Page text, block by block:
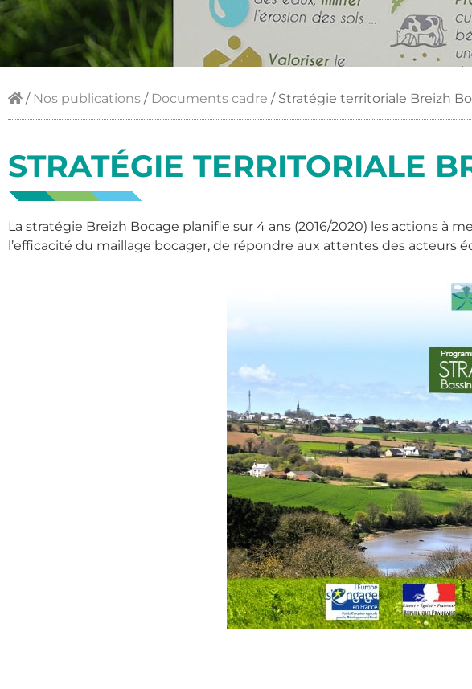
/ Nos publications / Documents cadre / Stratégie territoriale Breizh
STRATÉGIE TERRITORIALE
La stratégie Breizh Bocage planifie sur 4 ans (2016/2020) les actions à
l’efficacité du maillage bocager, de répondre aux attentes des